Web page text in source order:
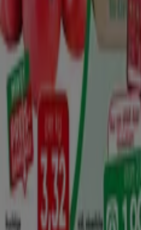
Obst Gemuse KW 32
Läuft morgen ab 100 m - Baden
Geschäfte in der Nähe
Wassergasse 3, Baden
17 m